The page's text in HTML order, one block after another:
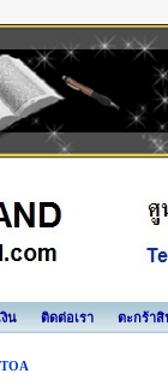
น ติดต่อเรา ตะกร้าสิ
TOA